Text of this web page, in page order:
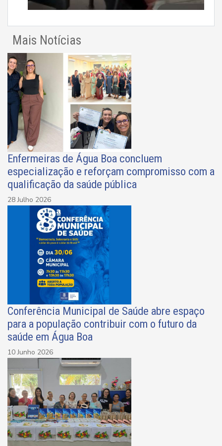
Mais Notícias
Enfermeiras de Água Boa concluem
especialização e reforçam compromisso com a
qualificação da saúde pública
28 Julho 2026
Conferência Municipal de Saúde abre espaço
para a população contribuir com o futuro da
saúde em Água Boa
10 Junho 2026